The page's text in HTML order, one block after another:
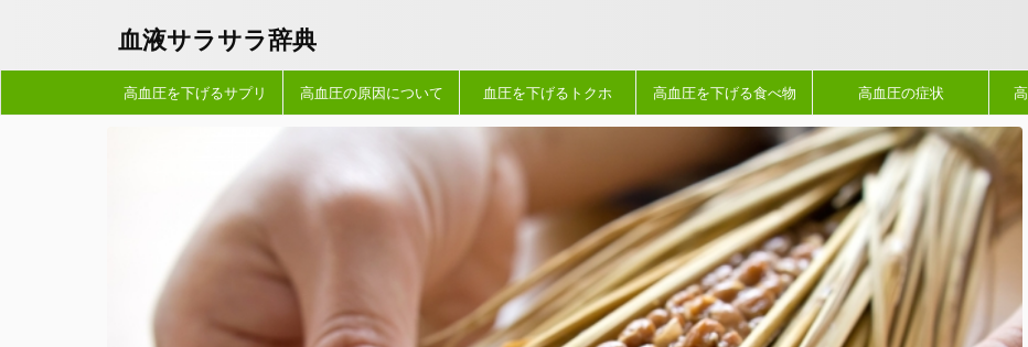
血液サラサラ辞典
高血圧を下げるサプリ 高血圧の原因について 血圧を下げるトクホ 高血圧を下げる食べ物 高血圧の症状